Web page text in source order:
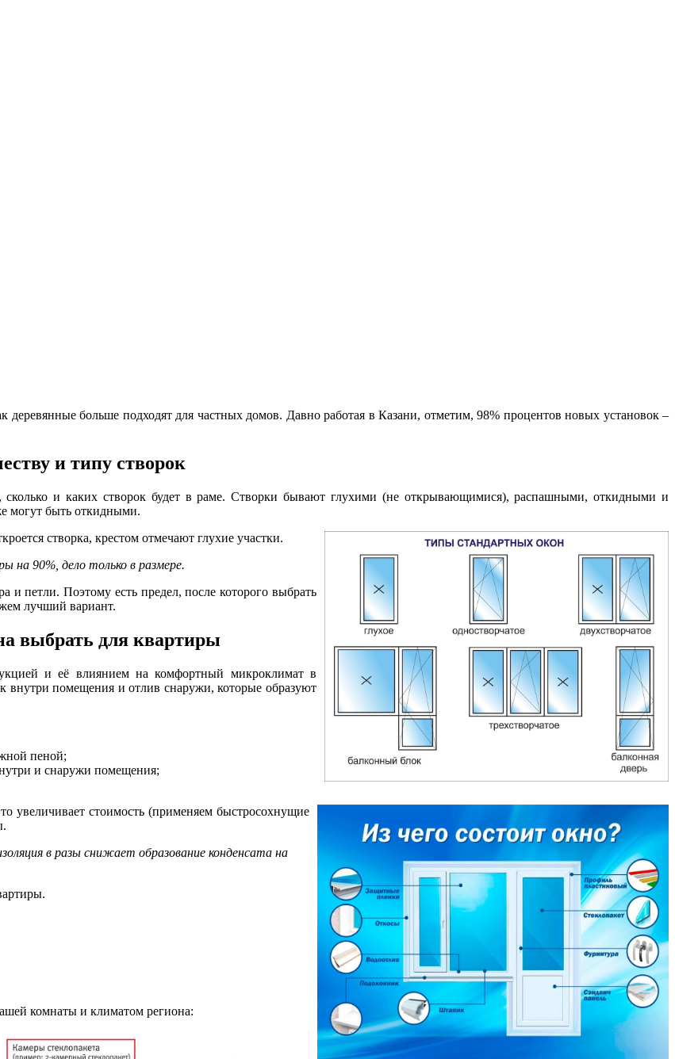
деревянные больше подходят для частных домов. Давно работая в Казани, отметим, 98% процентов новых установок –
и типу створок
сколько и каких створок будет в раме. Створки бывают глухими (не открывающимися), распашными, откидными и
могут быть откидными.
створка, крестом отмечают глухие участки.
на 90%, дело только в размере.
петли. Поэтому есть предел, после которого выбрать
лучший вариант.
выбрать для квартиры
и её влиянием на комфортный микроклимат в
внутри помещения и отлив снаружи, которые образуют
пеной;
и снаружи помещения;
стоимость (применяем быстросохнущие
в разы снижает образование конденсата на
комнаты и климатом региона: